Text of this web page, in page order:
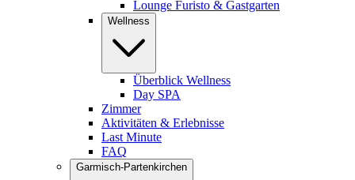
Lounge Furisto & Gastgarten
Wellness
Überblick Wellness
Day SPA
Zimmer
Aktivitäten & Erlebnisse
Last Minute
FAQ
Garmisch-Partenkirchen